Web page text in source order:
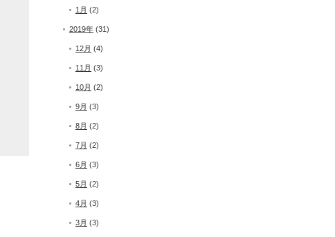
1月 (2)
2019年 (31)
12月 (4)
11月 (3)
10月 (2)
9月 (3)
8月 (2)
7月 (2)
6月 (3)
5月 (2)
4月 (3)
3月 (3)